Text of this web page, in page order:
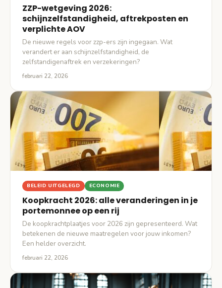
ZZP-wetgeving 2026:
schijnzelfstandigheid, aftrekposten en
verplichte AOV
De nieuwe regels voor zzp-ers zijn ingegaan. Wat
verandert er aan schijnzelfstandigheid, de
zelfstandigenaftrek en verzekeringen?
februari 22, 2026
BELEID UITGELEGD ECONOMIE
Koopkracht 2026: alle veranderingen in je
portemonnee op een rij
De koopkrachtplaatjes voor 2026 zijn gepresenteerd. Wat
betekenen de nieuwe maatregelen voor jouw inkomen?
Een helder overzicht.
februari 22, 2026